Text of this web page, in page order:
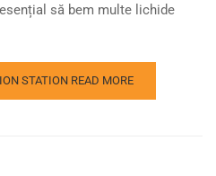
să bem multe lichide
STATION READ MORE